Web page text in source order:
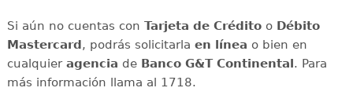
Si aún no cuentas con Tarjeta de Créditoo Débito
Mastercard, podrás solicitarla en línea o bien en
cualquieragencia de Banco G&T Continental. Para
más información llama al 1718.